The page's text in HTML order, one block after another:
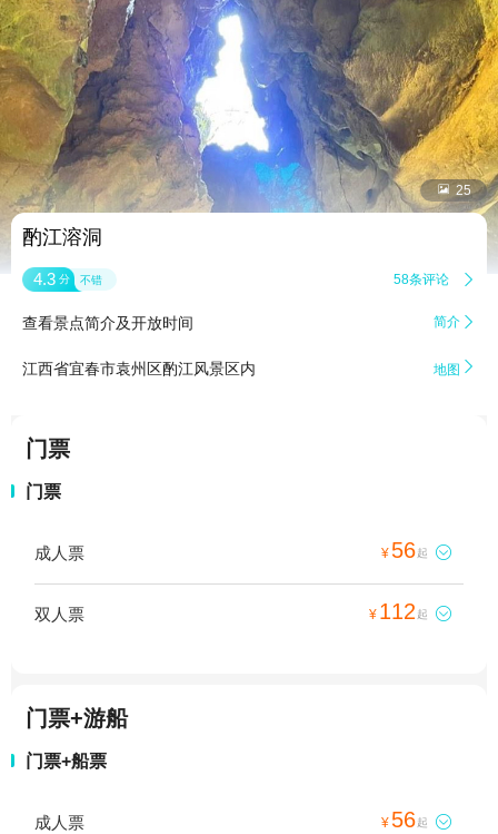
 25
酌江溶洞
4.3 分 不错 58条评论 
查看景点简介及开放时间 简介 
江西省宜春市袁州区酌江风景区内 地图 
门票
门票
成人票 ¥ 56起 
双人票 ¥ 112 起 
门票+游船
门票+船票
成人票 ¥ 56起 
